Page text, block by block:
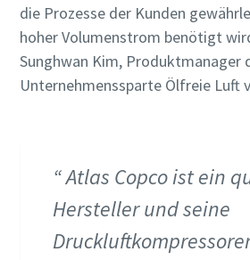
die Prozesse der Kunden
hoher Volumenstrom benötigt
Sunghwan Kim, Produktmanager
Unternehmenssparte Ölfreie Luft
Atlas Copco ist ein
Hersteller und seine